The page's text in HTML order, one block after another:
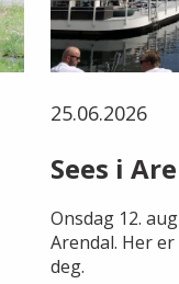
25.06.2026
Sees i
Onsdag 12.
Arendal. Her
deg.